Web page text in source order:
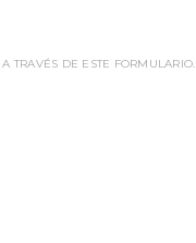
TRAVÉS DE ESTE FORMULARIO.